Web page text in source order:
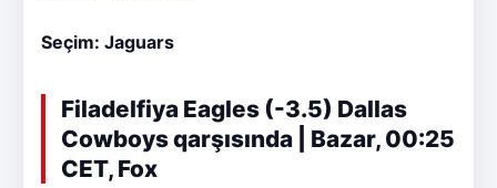
Seçim: Jaguars
Filadelfiya Eagles (-3.5) Dallas
Cowboys qarşısında | Bazar, 00:25
CET, Fox